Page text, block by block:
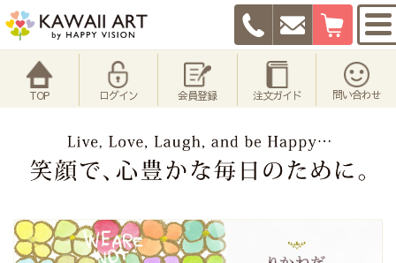
TOP ログイン 会員登録 注文ガイド 問い合わせ